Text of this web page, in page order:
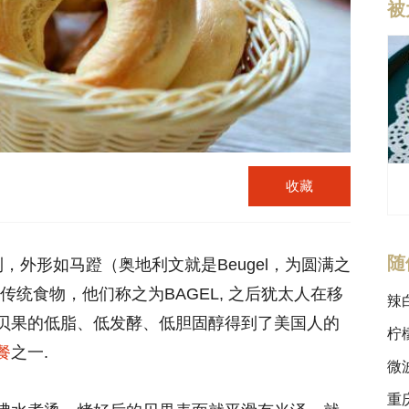
收藏
外形如马蹬（奥地利文就是Beugel，为圆满之
统食物，他们称之为BAGEL, 之后犹太人在移
果的低脂、低发酵、低胆固醇得到了美国人的
之一.
被
辣
柠
微
重